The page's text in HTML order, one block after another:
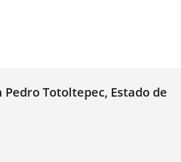
Totoltepec, Estado de